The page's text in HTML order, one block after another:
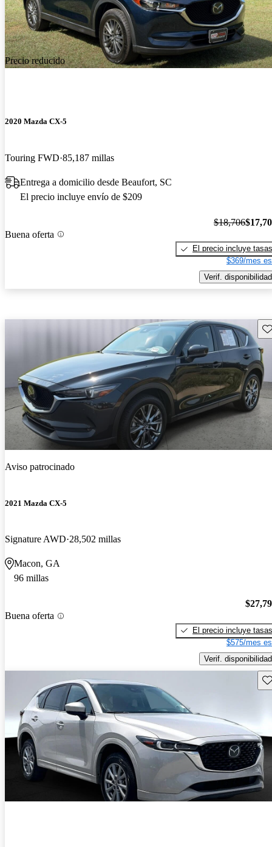
Precio reducido
2020 Mazda CX-5
Touring FWD 85,187 millas
Entrega a domicilio desde Beaufort, SC
El precio incluye envío de $209
Buena oferta
$18,706
El precio incluye tasas
$369/mes
Verif. disponibilidad
Aviso patrocinado
2021 Mazda CX-5
Signature AWD 28,502 millas
Macon, GA
96 millas
Buena oferta
El precio incluye tasas
$575/mes
Verif. disponibilidad